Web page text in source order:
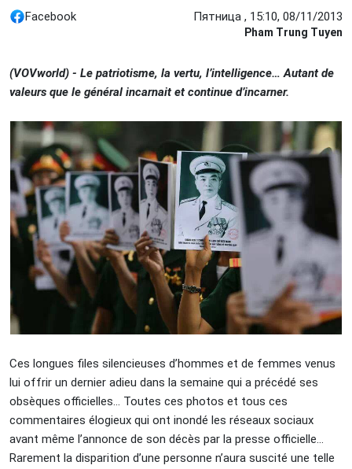
Facebook Пятница , 15:10, 08/11/2013
Pham Trung Tuyen
(VOVworld) - Le patriotisme, la vertu, l’intelligence… Autant de
valeurs que le général incarnait et continue d’incarner.
Ces longues files silencieuses d’hommes et de femmes venus
lui offrir un dernier adieu dans la semaine qui a précédé ses
obsèques officielles… Toutes ces photos et tous ces
commentaires élogieux qui ont inondé les réseaux sociaux
avant même l’annonce de son décès par la presse officielle…
Rarement la disparition d’une personne n’aura suscité une telle